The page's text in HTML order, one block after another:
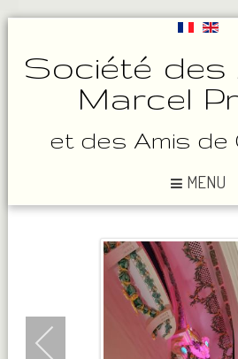
Société des
Marcel
et des Amis de
MENU